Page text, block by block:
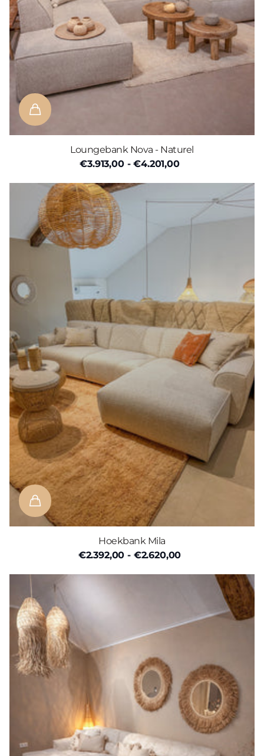
Loungebank Nova - Naturel
€3.913,00- €4.201,00
Hoekbank Mila
€2.392,00 - €2.620,00